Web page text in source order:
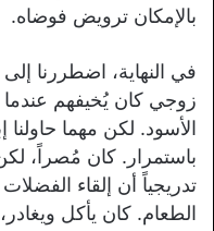
بالإمكان ترويض فوضاه.
في النهاية، اضطررنا
زوجي كان يُخيفهم عندما
الأسود. لكن مهما حاولنا
باستمرار. كان مُصراً،
تدريجياً أن إلقاء
الطعام. كان يأكل